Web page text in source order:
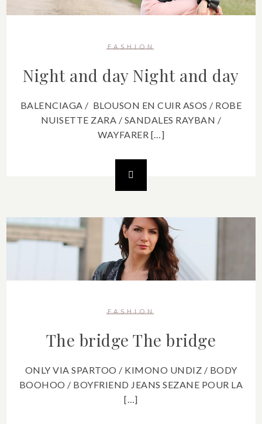
FASHION
Night and day Night and day
BALENCIAGA / BLOUSON EN CUIR ASOS / ROBE
NUISETTE ZARA / SANDALES RAYBAN /
WAYFARER […]
FASHION
The bridgeThe bridge
ONLY VIA SPARTOO / KIMONO UNDIZ / BODY
BOOHOO / BOYFRIEND JEANS SEZANE POUR LA
[…]